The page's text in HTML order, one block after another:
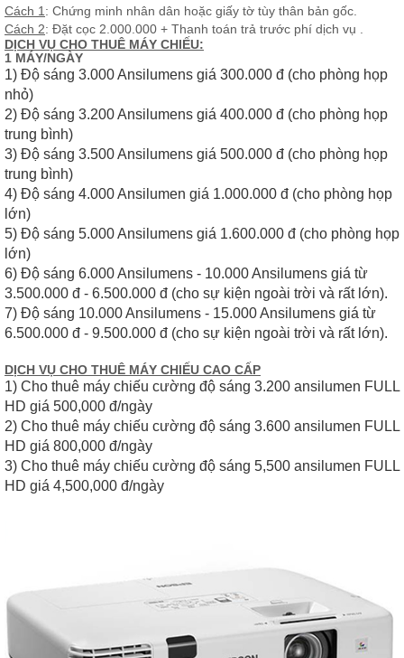
Cách 1 : Chứng minh nhân dân hoặc giấy tờ tùy thân bản gốc.
Cách 2: Đặt cọc 2.000.000 + Thanh toán trả trước phí dịch vụ .
DỊCH VỤ CHO THUÊ MÁY CHIẾU:
1 MÁY/NGÀY
1) Độ sáng 3.000 Ansilumens giá 300.000 đ (cho phòng họp
nhỏ)
2) Độ sáng 3.200 Ansilumens giá 400.000 đ (cho phòng họp
trung bình)
3) Độ sáng 3.500 Ansilumens giá 500.000 đ (cho phòng họp
trung bình)
4) Độ sáng 4.000 Ansilumen giá 1.000.000 đ (cho phòng họp
lớn)
5) Độ sáng 5.000 Ansilumens giá 1.600.000 đ (cho phòng họp
lớn)
6) Độ sáng 6.000 Ansilumens - 10.000 Ansilumens giá từ
3.500.000 đ - 6.500.000 đ (cho sự kiện ngoài trời và rất lớn).
7) Độ sáng 10.000 Ansilumens - 15.000 Ansilumens giá từ
6.500.000 đ - 9.500.000 đ (cho sự kiện ngoài trời và rất lớn).
DỊCH VỤ CHO THUÊ MÁY CHIẾU CAO CẤP
1) Cho thuê máy chiếu cường độ sáng 3.200 ansilumen FULL
HD giá 500,000 đ/ngày
2) Cho thuê máy chiếu cường độ sáng 3.600 ansilumen FULL
HD giá 800,000 đ/ngày
3) Cho thuê máy chiếu cường độ sáng 5,500 ansilumen FULL
HD giá 4,500,000 đ/ngày